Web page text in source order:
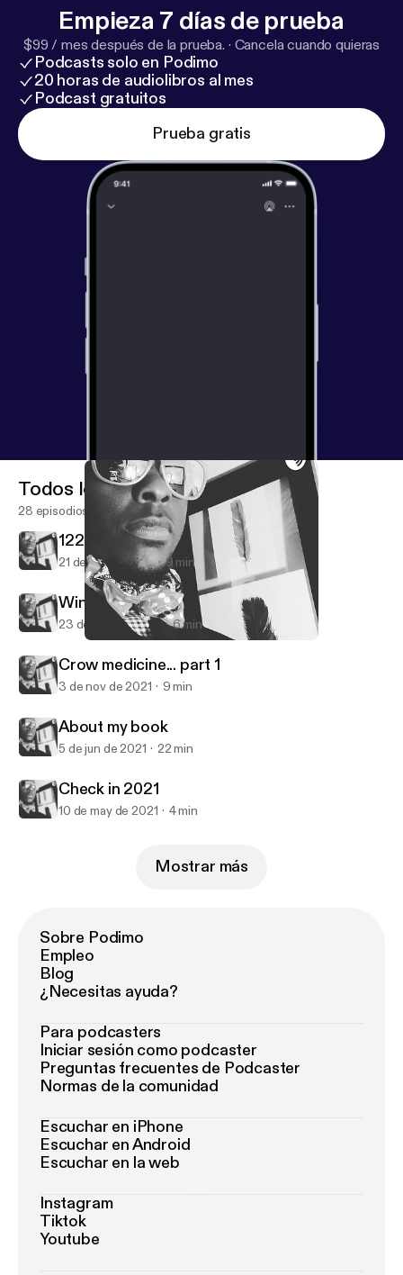
Empieza 7 días de prueba
$99 / mes después de la prueba. · Cancela cuando quieras
Podcasts solo en Podimo
20 horas de audiolibros al mes
Podcast gratuitos
Prueba gratis
2 STONES
Todos los episodios
28 episodios
1221
21 de dic de 2022 9 min
Winters Coming
23 de nov de 2022 6 min
Crow medicine... part 1
3 de nov de 2021 9 min
About my book
5 de jun de 2021 22 min
Check in 2021
10 de may de 2021 4 min
Mostrar más
Sobre Podimo
Empleo
Blog
¿Necesitas ayuda?
Para podcasters
Iniciar sesión como podcaster
Preguntas frecuentes de Podcaster
Normas de la comunidad
Escuchar en iPhone
Escuchar en Android
Escuchar en la web
Instagram
Tiktok
Youtube